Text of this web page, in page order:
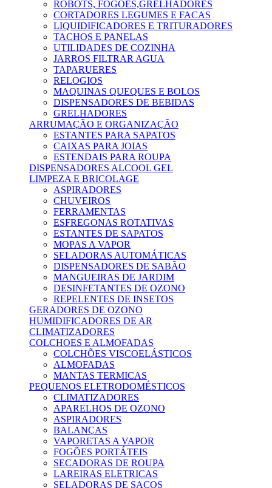
ROBOTS, FOGÕES,GRELHADORES
CORTADORES LEGUMES E FACAS
LIQUIDIFICADORES E TRITURADORES
TACHOS E PANELAS
UTILIDADES DE COZINHA
JARROS FILTRAR AGUA
TAPARUERES
RELOGIOS
MAQUINAS QUEQUES E BOLOS
DISPENSADORES DE BEBIDAS
GRELHADORES
ARRUMAÇÃO E ORGANIZAÇÃO
ESTANTES PARA SAPATOS
CAIXAS PARA JOIAS
ESTENDAIS PARA ROUPA
DISPENSADORES ALCOOL GEL
LIMPEZA E BRICOLAGE
ASPIRADORES
CHUVEIROS
FERRAMENTAS
ESFREGONAS ROTATIVAS
ESTANTES DE SAPATOS
MOPAS A VAPOR
SELADORAS AUTOMÁTICAS
DISPENSADORES DE SABÃO
MANGUEIRAS DE JARDIM
DESINFETANTES DE OZONO
REPELENTES DE INSETOS
GERADORES DE OZONO
HUMIDIFICADORES DE AR
CLIMATIZADORES
COLCHOES E ALMOFADAS
COLCHÕES VISCOELÁSTICOS
ALMOFADAS
MANTAS TERMICAS
PEQUENOS ELETRODOMÉSTICOS
CLIMATIZADORES
APARELHOS DE OZONO
ASPIRADORES
BALANÇAS
VAPORETAS A VAPOR
FOGÕES PORTÁTEIS
SECADORAS DE ROUPA
LAREIRAS ELETRICAS
SELADORAS DE SACOS